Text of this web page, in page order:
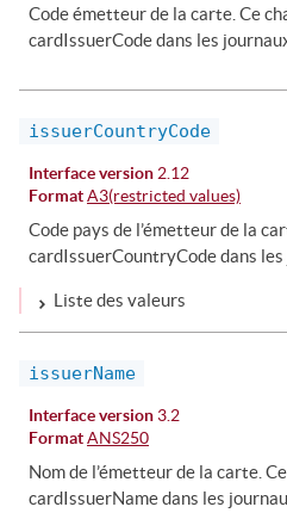
Code émetteur de la carte. Ce
cardIssuerCode dans les
issuerCountryCode
Interface version 2.12
Format A3(restricted values)
Code pays de l’émetteur de la
cardIssuerCountryCode dans les
Liste des valeurs
issuerName
Interface version 3.2
Format ANS250
Nom de l’émetteur de la carte.
cardIssuerName dans les